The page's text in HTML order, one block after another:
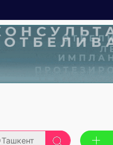
Ташкент